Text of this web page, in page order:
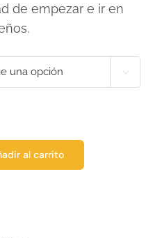
de empezar e ir en

al carrito